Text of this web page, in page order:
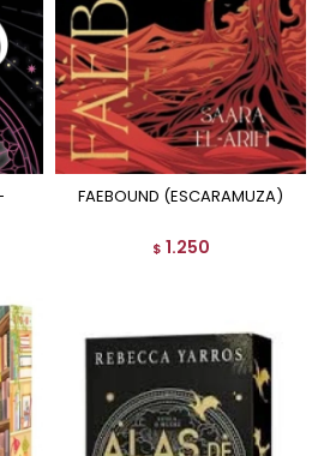
FAEBOUND (ESCARAMUZA)
$ 1.250